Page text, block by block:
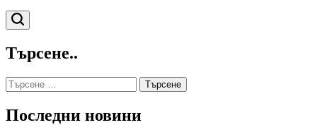
Търсене
Търсене..
Търсене
за:
Последни новини